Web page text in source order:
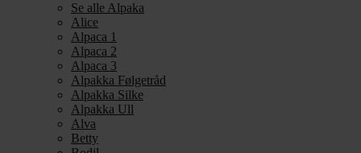
Se alle Alpaka
Alice
Alpaca 1
Alpaca 2
Alpaca 3
Alpakka Følgetråd
Alpakka Silke
Alpakka Ull
Alva
Betty